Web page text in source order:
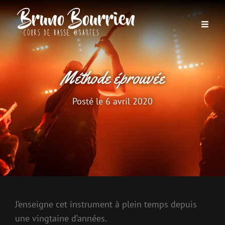
Méthode éprouvée
Posté le6 avril 2020
J’enseigne cet instrument à plein temps depuis
une vingtaine d’années.